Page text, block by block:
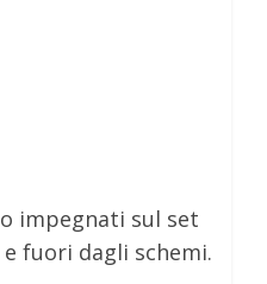
impegnati sul set
fuori dagli schemi.